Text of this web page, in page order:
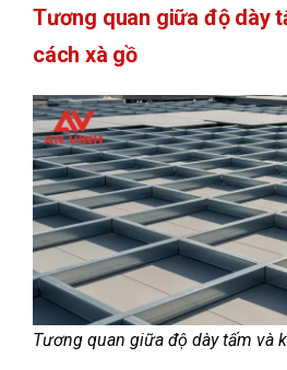
Tương quan giữa độ dày
cách xà gồ
Tương quan giữa độ dày tấm và